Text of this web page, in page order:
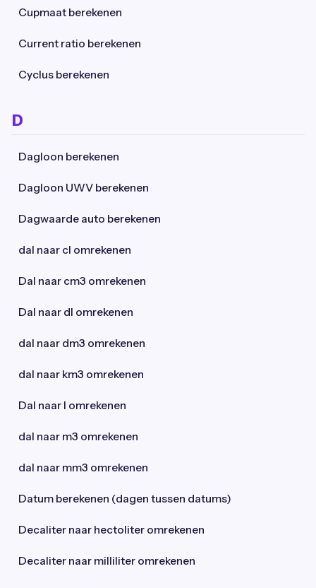
Cupmaat berekenen
Current ratio berekenen
Cyclus berekenen
D
Dagloon berekenen
Dagloon UWV berekenen
Dagwaarde auto berekenen
dal naar cl omrekenen
Dal naar cm3 omrekenen
Dal naar dl omrekenen
dal naar dm3 omrekenen
dal naar km3 omrekenen
Dal naar l omrekenen
dal naar m3 omrekenen
dal naar mm3 omrekenen
Datum berekenen (dagen tussen datums)
Decaliter naar hectoliter omrekenen
Decaliter naar milliliter omrekenen